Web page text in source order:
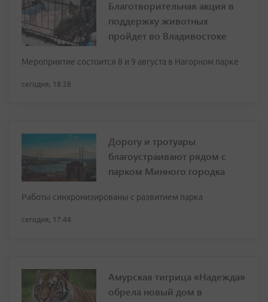
Благотворительная акция в
поддержку животных
пройдет во Владивостоке
Мероприятие состоится 8 и 9 августа в Нагорном парке
сегодня, 18:28
Дорогу и тротуары
благоустраивают рядом с
парком Минного городка
Работы синхронизированы с развитием парка
сегодня, 17:44
Амурская тигрица «Надежда»
обрела новый дом в